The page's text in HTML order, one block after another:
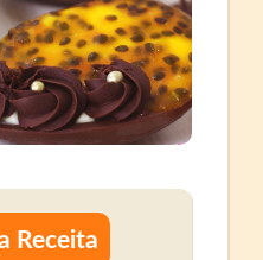
Receita